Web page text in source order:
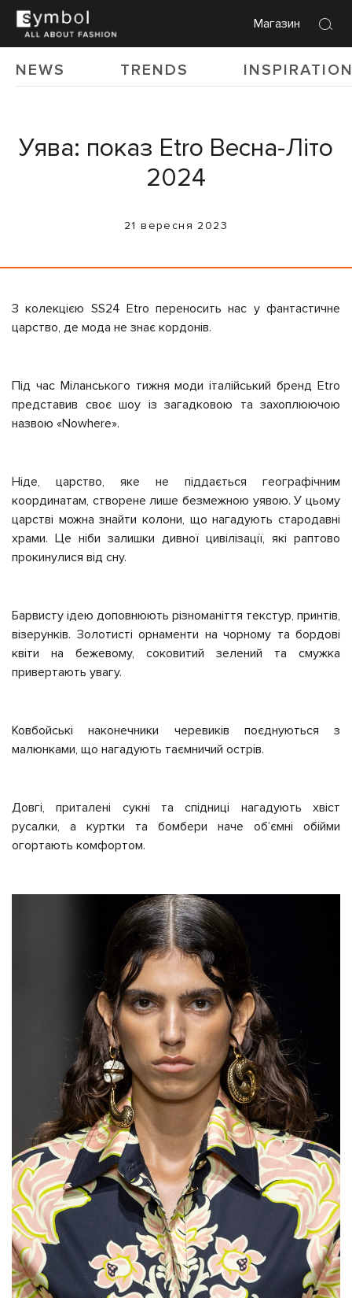
Магазин
NEWS TRENDS
Уява: показ Etro Весна-Літо
2024
21 вересня 2023
З колекцією SS24 Etro переносить нас у фантастичне
царство, де мода не знає кордонів.
Під час Міланського тижня моди італійський бренд Etro
представив своє шоу із загадковою та захоплюючою
назвою «Nowhere».
Ніде, царство, яке не піддається географічним
координатам, створене лише безмежною уявою. У цьому
царстві можна знайти колони, що нагадують стародавні
храми. Це ніби залишки дивної цивілізації, які раптово
прокинулися від сну.
Барвисту ідею доповнюють різноманіття текстур, принтів,
візерунків. Золотисті орнаменти на чорному та бордові
квіти на бежевому, соковитий зелений та смужка
привертають увагу.
Ковбойські наконечники черевиків поєднуються з
малюнками, що нагадують таємничий острів.
Довгі, приталені сукні та спідниці нагадують хвіст
русалки, а куртки та бомбери наче об’ємні обійми
огортають комфортом.